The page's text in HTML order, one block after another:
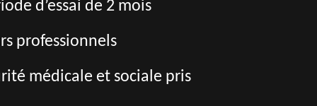
d’essai de 2 mois
professionnels
médicale et sociale pris